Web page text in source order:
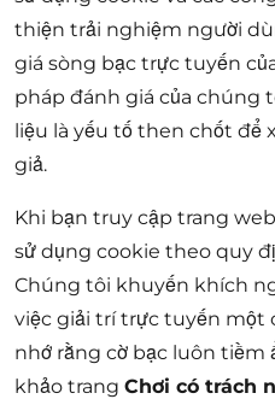
thiện trải nghiệm người
giá sòng bạc trực tuyến
pháp đánh giá của chúng
liệu là yếu tố then chốt để
giả.
Khi bạn truy cập trang
sử dụng cookie theo quy
Chúng tôi khuyến khích
việc giải trí trực tuyến một
nhớ rằng cờ bạc luôn tiềm
khảo trang Chơi có trách